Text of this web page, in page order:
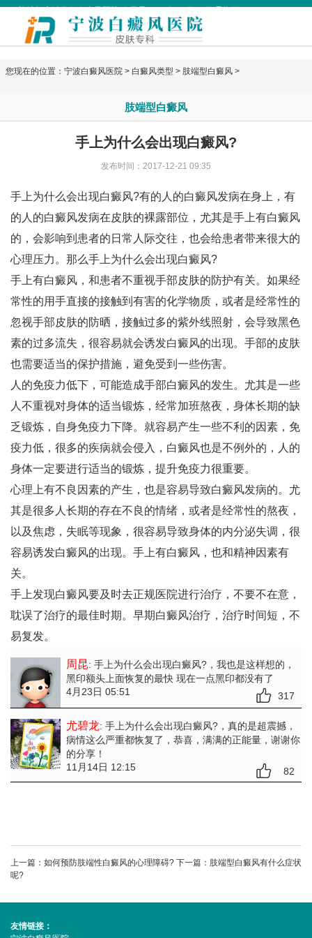
您现在的位置： 宁波白癜风医院 > 白癜风类型 > 肢端型白癜风 >
肢端型白癜风
手上为什么会出现白癜风?
发布时间：2017-12-21 09:35
手上为什么会出现白癜风?有的人的白癜风发病在身上，有
的人的白癜风发病在皮肤的裸露部位，尤其是手上有白癜风
的，会影响到患者的日常人际交往，也会给患者带来很大的
心理压力。那么手上为什么会出现白癜风?
手上有白癜风，和患者不重视手部皮肤的防护有关。如果经
常性的用手直接的接触到有害的化学物质，或者是经常性的
忽视手部皮肤的防晒，接触过多的紫外线照射，会导致黑色
素的过多流失，很容易就会诱发白癜风的出现。手部的皮肤
也需要适当的保护措施，避免受到一些伤害。
人的免疫力低下，可能造成手部白癜风的发生。尤其是一些
人不重视对身体的适当锻炼，经常加班熬夜，身体长期的缺
乏锻炼，自身免疫力下降。就容易产生一些不利的因素，免
疫力低，很多的疾病就会侵入，白癜风也是不例外的，人的
身体一定要进行适当的锻炼，提升免疫力很重要。
心理上有不良因素的产生，也是容易导致白癜风发病的。尤
其是很多人长期的存在不良的情绪，或者是经常性的熬夜，
以及焦虑，失眠等现象，很容易导致身体的内分泌失调，很
容易诱发白癜风的出现。手上有白癜风，也和精神因素有
关。
手上发现白癜风要及时去正规医院进行治疗，不要不在意，
耽误了治疗的最佳时期。早期白癜风治疗，治疗时间短，不
易复发。
周昆: 手上为什么会出现白癜风?，我也是这样想的，
黑印额头上面恢复的最快 现在一点黑印都没有了
4月23日 05:51
317
尤碧龙: 手上为什么会出现白癜风?，真的是超震撼，
病情这么严重都恢复了，恭喜，满满的正能量，谢谢你
的分享！
11月14日 12:15
82
上一篇： 如何预防肢端性白癜风的心理障碍? 下一篇： 肢端型白癜风有什么症状
呢?
友情链接：